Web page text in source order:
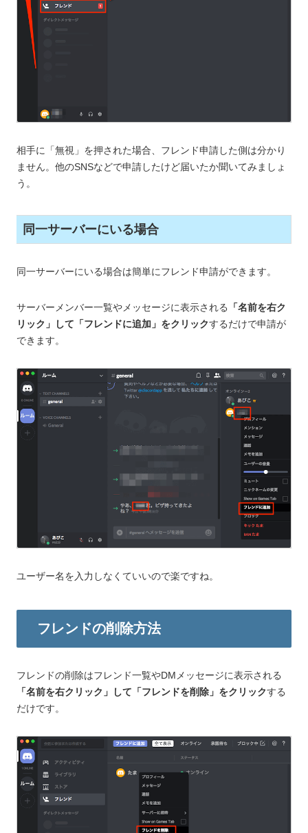
相手に「無視」を押された場合、フレンド申請した側は分かり
ません。他のSNSなどで申請したけど届いたか聞いてみましょ
う。
同一サーバーにいる場合
同一サーバーにいる場合は簡単にフレンド申請ができます。
サーバーメンバー一覧やメッセージに表示される
「名前を右ク
リック」して「フレンドに追加」をクリックするだけで申請が
できます。
ユーザー名を入力しなくていいので楽ですね。
フレンドの削除方法
フレンドの削除はフレンド一覧やDMメッセージに表示される
「名前を右クリック」して「フレンドを削除」をクリックする
だけです。